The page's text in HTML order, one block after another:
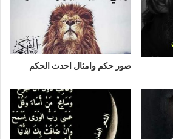
صور حكم وامثال احدث الحكم